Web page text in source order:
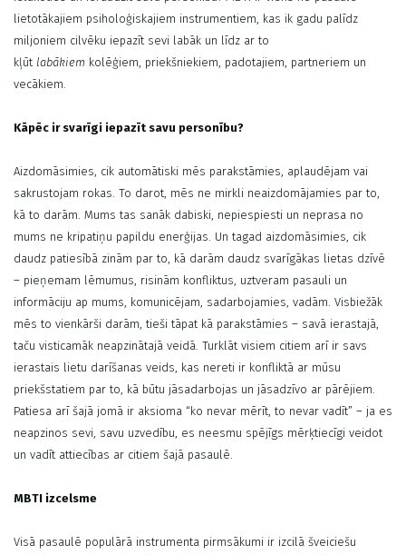
lietotākajiem psiholoģiskajiem instrumentiem, kas ik gadu palīdz
miljoniem cilvēku iepazīt sevi labāk un līdz ar to
kļūt labākiem kolēģiem, priekšniekiem, padotajiem, partneriem un
vecākiem.
Kāpēc ir svarīgi iepazīt savu personību?
Aizdomāsimies, cik automātiski mēs parakstāmies, aplaudējam vai
sakrustojam rokas. To darot, mēs ne mirkli neaizdomājamies par to,
kā to darām. Mums tas sanāk dabiski, nepiespiesti un neprasa no
mums ne kripatiņu papildu enerģijas. Un tagad aizdomāsimies, cik
daudz patiesībā zinām par to, kā darām daudz svarīgākas lietas dzīvē
– pieņemam lēmumus, risinām konfliktus, uztveram pasauli un
informāciju ap mums, komunicējam, sadarbojamies, vadām. Visbiežāk
mēs to vienkārši darām, tieši tāpat kā parakstāmies – savā ierastajā,
taču visticamāk neapzinātajā veidā. Turklāt visiem citiem arī ir savs
ierastais lietu darīšanas veids, kas nereti ir konfliktā ar mūsu
priekšstatiem par to, kā būtu jāsadarbojas un jāsadzīvo ar pārējiem.
Patiesa arī šajā jomā ir aksioma “ko nevar mērīt, to nevar vadīt” – ja es
neapzinos sevi, savu uzvedību, es neesmu spējīgs mērķtiecīgi veidot
un vadīt attiecības ar citiem šajā pasaulē.
MBTI izcelsme
Visā pasaulē populārā instrumenta pirmsākumi ir izcilā šveiciešu